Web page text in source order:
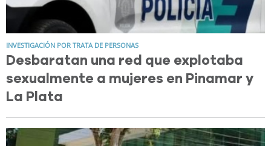
INVESTIGACIÓN POR TRATA DE PERSONAS
Desbaratan una red que explotaba
sexualmente a mujeres en Pinamar y
La Plata